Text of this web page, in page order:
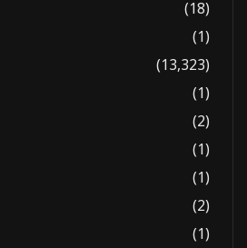
(18)
(1)
(13,323)
(1)
(2)
(1)
(1)
(2)
(1)